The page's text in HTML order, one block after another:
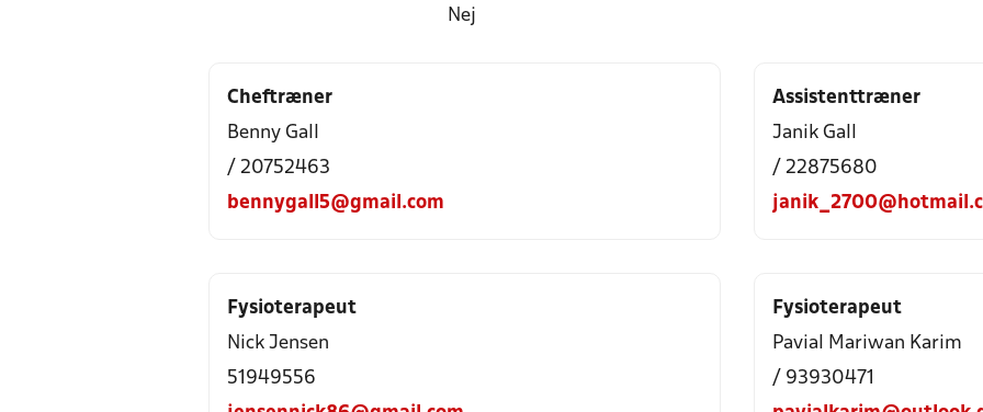
Nej
Cheftræner
Benny Gall
/ 20752463
bennygall5@gmail.com
Assistenttræner
Janik Gall
/ 22875680
Fysioterapeut
Nick Jensen
51949556
Fysioterapeut
Pavial Mariwan Karim
/ 93930471